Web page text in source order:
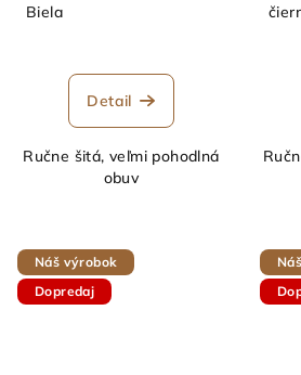
Biela
Detail
Ručne šitá, veľmi pohodlná
obuv
Náš výrobok
Dopredaj